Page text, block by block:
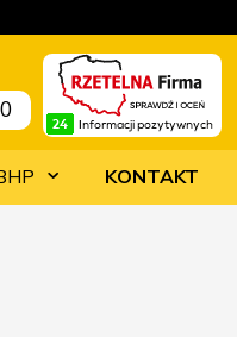
0
KONTAKT